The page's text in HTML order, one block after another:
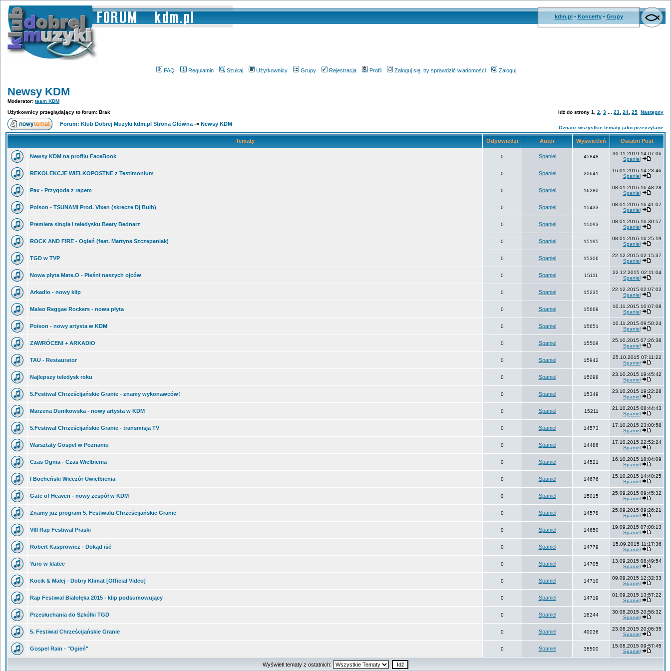
kdm.pl- Koncerty- Grupy
FAQ Regulamin Szukaj Użytkownicy Grupy Rejestracja Profil Zaloguj się, by sprawdzić wiadomości Zaloguj
Newsy KDM
Moderator: team KDM
Użytkownicy przeglądający to forum: Brak
Idź do strony 1 2 3 23 24 25 Następny
Forum: Klub Dobrej Muzyki kdm.pl Strona Główna -> Newsy KDM
Oznacz wszystkie tematy jako przeczytane
Tematy Odpowiedzi Autor Wyświetleń Ostatni Post
Newsy KDM na profilu FaceBook 0 Spaniel 45848
30.11.2019 14:07:06
Spaniel
REKOLEKCJE WIELKOPOSTNE z Testimonium 0 Spaniel 20641
16.01.2016 14:23:46
Spaniel
Pax - Przygoda z rapem 0 Spaniel 16280
08.01.2016 16:48:28
Spaniel
Poison - TSUNAMI Prod. Vixen (skrecze Dj Bulb) 0 Spaniel 15433
08.01.2016 16:41:07
Spaniel
Premiera singla i teledysku Beaty Bednarz 0 Spaniel 15093
08.01.2016 16:30:57
Spaniel
ROCK AND FIRE - Ogień (feat. Martyna Szczepaniak) 0 Spaniel 15195
08.01.2016 16:25:19
Spaniel
TGD w TVP 0 Spaniel 15306
22.12.2015 02:15:37
Spaniel
Nowa płyta Mate.O - Pieśni naszych ojców 0 Spaniel 15111
22.12.2015 02:11:04
Spaniel
Arkadio - nowy klip 0 Spaniel 15235
22.12.2015 02:07:02
Spaniel
Maleo Reggae Rockers - nowa płyta 0 Spaniel 15668
10.11.2015 10:07:08
Spaniel
Poison - nowy artysta w KDM 0 Spaniel 15651
10.11.2015 09:50:24
Spaniel
ZAWRÓCENI + ARKADIO 0 Spaniel 15509
25.10.2015 07:26:38
Spaniel
TAU - Restaurator 0 Spaniel 15942
25.10.2015 07:11:22
Spaniel
Najlepszy teledysk roku 0 Spaniel 15098
23.10.2015 19:45:42
Spaniel
5.Festiwal Chrześcijańskie Granie - znamy wykonawców! 0 Spaniel 15349
23.10.2015 19:22:28
Spaniel
Marzena Dunikowska - nowy artysta w KDM 0 Spaniel 15211
21.10.2015 08:44:43
Spaniel
5.Festiwal Chrześcijańskie Granie - transmisja TV 0 Spaniel 14573
17.10.2015 23:00:58
Spaniel
Warsztaty Gospel w Poznaniu 0 Spaniel 14486
17.10.2015 22:52:24
Spaniel
Czas Ognia - Czas Wielbienia 0 Spaniel 14521
16.10.2015 18:04:09
Spaniel
I Bocheński Wieczór Uwielbienia 0 Spaniel 14676
15.10.2015 14:40:25
Spaniel
Gate of Heaven - nowy zespół w KDM 0 Spaniel 15015
25.09.2015 09:45:32
Spaniel
Znamy już program 5. Festiwalu Chrześcijańskie Granie 0 Spaniel 14578
25.09.2015 09:26:21
Spaniel
VIII Rap Festiwal Praski 0 Spaniel 14650
19.09.2015 07:08:13
Spaniel
Robert Kasprowicz - Dokąd iść 0 Spaniel 14779
15.09.2015 11:17:36
Spaniel
Yuro w klatce 0 Spaniel 14705
13.09.2015 08:49:54
Spaniel
Kocik & Malej - Dobry Klimat [Official Video] 0 Spaniel 14710
09.09.2015 12:32:33
Spaniel
Rap Festiwal Białołęka 2015 - klip podsumowujący 0 Spaniel 14719
01.09.2015 13:57:22
Spaniel
Przesłuchania do Szkółki TGD 0 Spaniel 18244
30.08.2015 20:58:32
Spaniel
5. Festiwal Chrześcijańskie Granie 0 Spaniel 40036
23.08.2015 20:06:35
Spaniel
Gospel Rain - "Ogień" 0 Spaniel 38500
15.08.2015 09:57:45
Spaniel
Wyświetl tematy z ostatnich: